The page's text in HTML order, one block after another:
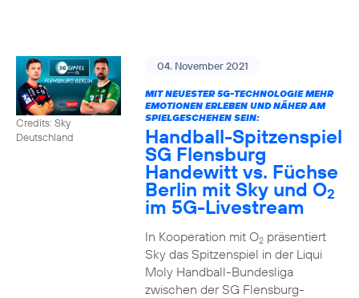
Credits: Sky
Deutschland
04. November 2021
MIT NEUESTER 5G-TECHNOLOGIE MEHR
EMOTIONEN ERLEBEN UND NÄHER AM
SPIELGESCHEHEN SEIN:
Handball-Spitzenspiel
SG Flensburg
Handewitt vs. Füchse
Berlin mit Sky und O2
im 5G-Livestream
In Kooperation mit O2präsentiert
Sky das Spitzenspiel in der Liqui
Moly Handball-Bundesliga
zwischen der SG Flensburg-